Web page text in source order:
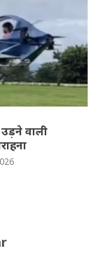
वाली